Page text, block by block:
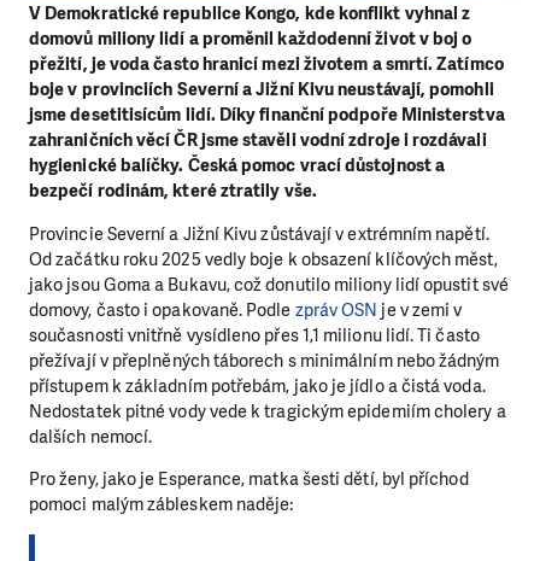
V Demokratické republice Kongo, kde konflikt vyhnal z
domovů miliony lidí a proměnil každodenní život v boj o
přežití, je voda často hranicí mezi životem a smrtí. Zatímco
boje v provinciích Severní a Jižní Kivu neustávají, pomohli
jsme desetitisícům lidí. Díky finanční podpoře Ministerstva
zahraničních věcí ČR jsme stavěli vodní zdroje i rozdávali
hygienické balíčky. Česká pomoc vrací důstojnost a
bezpečí rodinám, které ztratily vše.
Provincie Severní a Jižní Kivu zůstávají v extrémním napětí.
Od začátku roku 2025 vedly boje k obsazení klíčových měst,
jako jsou Goma a Bukavu, což donutilo miliony lidí opustit své
domovy, často i opakovaně. Podle zpráv OSN je v zemi v
současnosti vnitřně vysídleno přes 1,1 milionu lidí. Ti často
přežívají v přeplněných táborech s minimálním nebo žádným
přístupem k základním potřebám, jako je jídlo a čistá voda.
Nedostatek pitné vody vede k tragickým epidemiím cholery a
dalších nemocí.
Pro ženy, jako je Esperance, matka šesti dětí, byl příchod
pomoci malým zábleskem naděje: